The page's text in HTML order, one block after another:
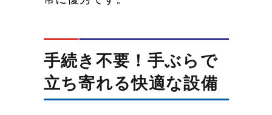
手続き不要！手ぶらで
立ち寄れる快適な設備